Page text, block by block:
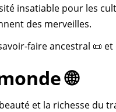
insatiable pour les
des merveilles.
faire ancestral 📜
🌐
et la richesse du